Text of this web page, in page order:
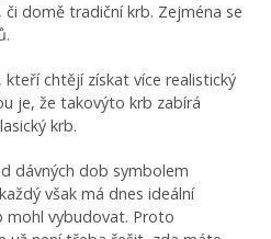
domě tradiční krb. Zejména se
kteří chtějí získat více realistický
je, že takovýto krb zabírá
krb.
dávných dob symbolem
však má dnes ideální
mohl vybudovat. Proto